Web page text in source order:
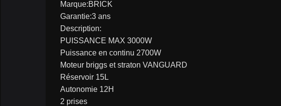
Marque:BRICK
Garantie:3 ans
Description:
PUISSANCE MAX 3000W
Puissance en continu 2700W
Moteur briggs et straton VANGUARD
Réservoir 15L
Autonomie 12H
2 prises